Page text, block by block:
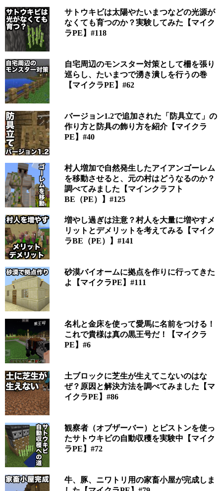
サトウキビは太陽やたいまつなどの光源が
なくても育つのか？実験してみた【マイク
ラPE】#118
自宅周辺のモンスター対策として柵を張り
巡らし、たいまつで湧き潰しを行うの巻
【マイクラPE】#62
バージョン1.2で追加された「防具立て」の
作り方と防具の飾り方を紹介【マイクラ
PE】#40
村人増加で自然発生したアイアンゴーレム
を移動させると、元の村はどうなるのか？
調べてみました【マインクラフト
BE（PE）】#125
増やし過ぎは注意？村人を大量に増やすメ
リットとデメリットを考えてみる【マイク
ラBE（PE）】#141
砂漠バイオームに拠点を作りに行ってきた
よ【マイクラPE】#111
名札と金床を使って愛馬に名前をつける！
これで貴様は真の黒王号だ！【マイクラ
PE】#6
土ブロックに芝生が生えてこないのはな
ぜ？原因と解決方法を調べてみました【マ
イクラPE】#86
観察者（オブザーバー）とピストンを使っ
たサトウキビの自動収穫を実験中【マイク
ラPE】#72
牛、豚、ニワトリ用の家畜小屋が完成しま